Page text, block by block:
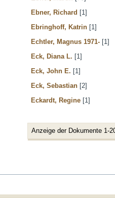
Ebner, Richard [1]
Ebringhoff, Katrin [1]
Echtler, Magnus 1971- [1]
Eck, Diana L. [1]
Eck, John E. [1]
Eck, Sebastian [2]
Eckardt, Regine [1]
Anzeige der Dokumente 1-